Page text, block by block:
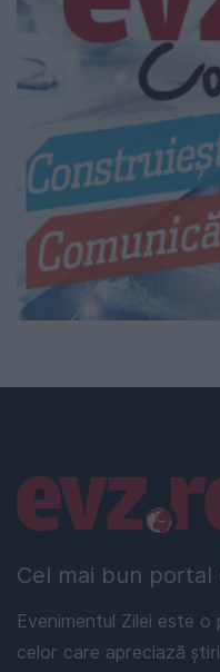
Cel mai bun portal
Evenimentul Zilei este
celor care apreciază
Linkuri utile